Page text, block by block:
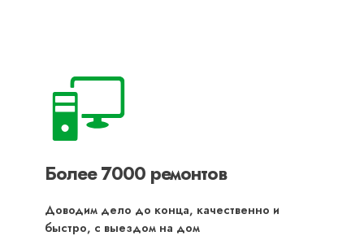
Более 7000 ремонтов
Доводим дело до конца, качественно и
быстро, с выездом на дом